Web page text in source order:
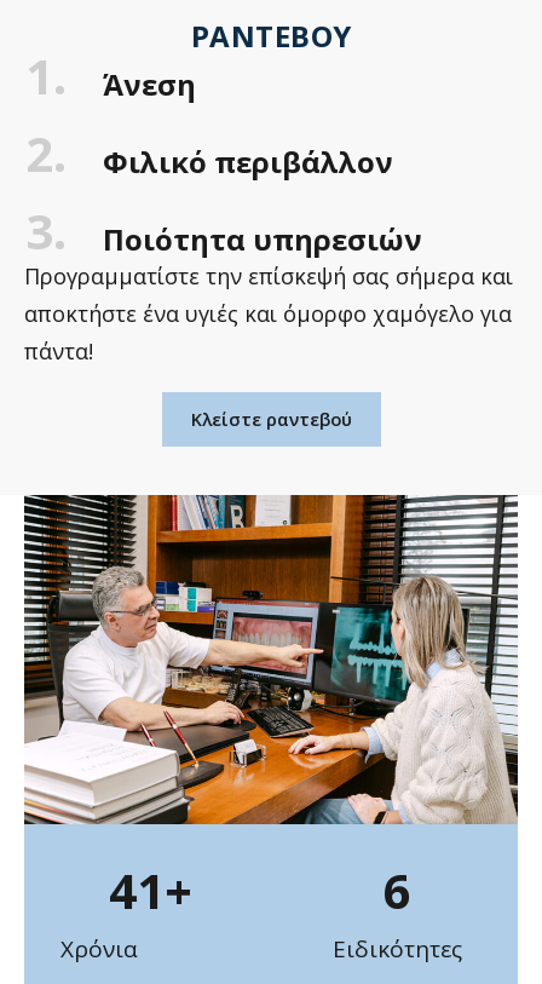
ΡΑΝΤΕΒΟΎ
1. Άνεση
2. Φιλικό περιβάλλον
3. Ποιότητα υπηρεσιών
Προγραμματίστε την επίσκεψή σας σήμερα και
αποκτήστε ένα υγιές και όμορφο χαμόγελο για
πάντα!
Κλείστε ραντεβού
Χρόνια
41+
Ειδικότητες
6